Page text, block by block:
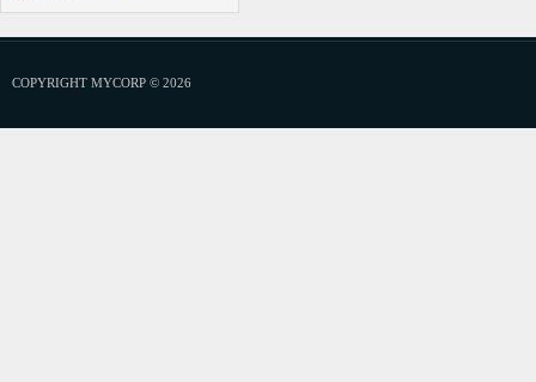
COPYRIGHT MYCORP © 2026